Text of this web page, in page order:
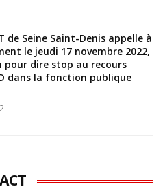
de Seine Saint-Denis appelle à
le jeudi 17 novembre 2022,
pour dire stop au recours
dans la fonction publique